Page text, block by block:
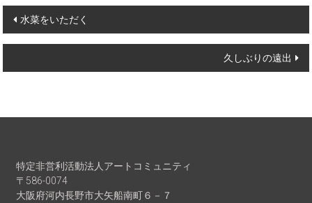
Post
navigation
水菜をいただく
久しぶりの遠出
特定非営利活動法人アートコミュニティ
〒586-0074
大阪府河内長野市大矢船南町６－７